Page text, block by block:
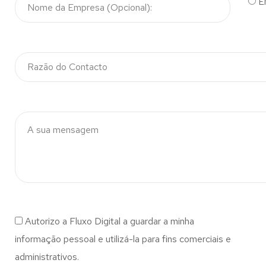
Autorizo a Fluxo Digital a guardar a minha
informação pessoal e utilizá-la para fins comerciais e
administrativos.